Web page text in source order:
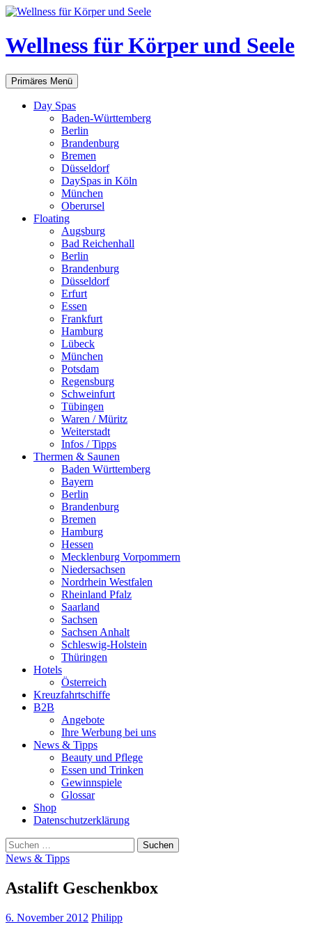
Zum
springen
Wellness für Körper und Seele
Suchen
Primäres Menü
Day Spas
Baden-Württemberg
Berlin
Brandenburg
Bremen
Düsseldorf
DaySpas in Köln
München
Oberursel
Floating
Augsburg
Bad Reichenhall
Berlin
Brandenburg
Düsseldorf
Erfurt
Essen
Frankfurt
Hamburg
Lübeck
München
Potsdam
Regensburg
Schweinfurt
Tübingen
Waren / Müritz
Weiterstadt
Infos / Tipps
Thermen & Saunen
Baden Württemberg
Bayern
Berlin
Brandenburg
Bremen
Hamburg
Hessen
Mecklenburg Vorpommern
Niedersachsen
Nordrhein Westfalen
Rheinland Pfalz
Saarland
Sachsen
Sachsen Anhalt
Schleswig-Holstein
Thüringen
Hotels
Österreich
Kreuzfahrtschiffe
B2B
Angebote
Ihre Werbung bei uns
News & Tipps
Beauty und Pflege
Essen und Trinken
Gewinnspiele
Glossar
Shop
Datenschutzerklärung
Suchen
nach:
News & Tipps
Astalift Geschenkbox
6. November 2012 Philipp